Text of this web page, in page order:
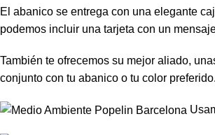
El abanico se entrega con una elegante
podemos incluir una tarjeta con un
También te ofrecemos su mejor aliado,
conjunto con tu abanico o tu color preferido.